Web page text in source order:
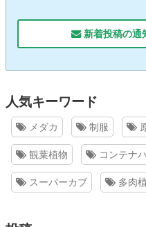
新着投稿の通
人気キーワード
メダカ 制服
観葉植物 コンテナ
スーパーカブ 多肉